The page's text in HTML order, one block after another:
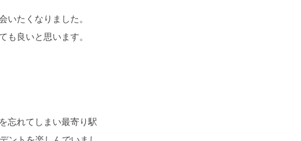
いたくなりました。
も良いと思います。
忘れてしまい最寄り駅